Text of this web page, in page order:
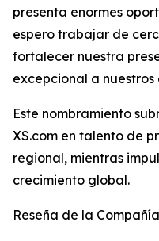
presenta enormes
espero trabajar de
fortalecer nuestra
excepcional a nuestros
Este nombramiento
XS.com en talento de
regional, mientras
crecimiento global.
Reseña de la